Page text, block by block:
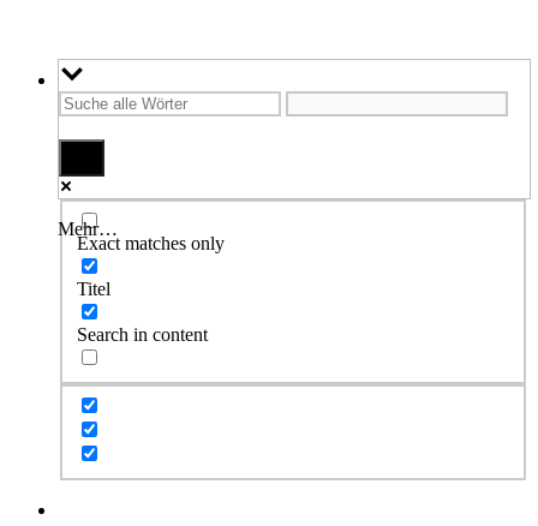
Mehr…
Exact matches only
Titel
Search in content